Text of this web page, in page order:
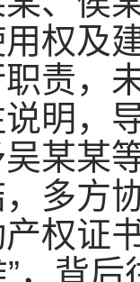
权及
责，
明，
某某
多方
权证
”，背